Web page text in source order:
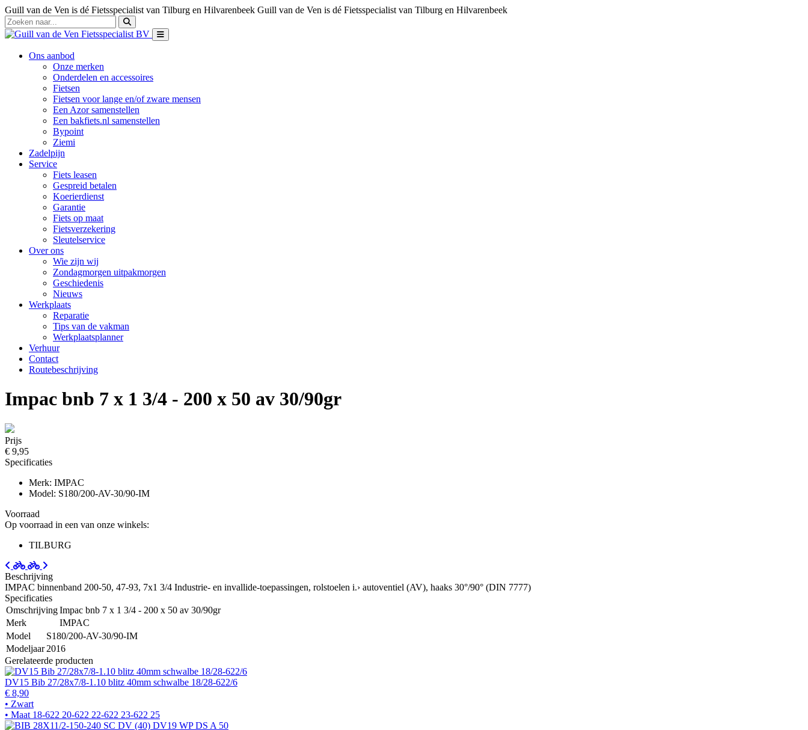
Guill van de Ven is dé Fietsspecialist van Tilburg en Hilvarenbeek Guill van de Ven is dé Fietsspecialist van Tilburg en Hilvarenbeek
Ons aanbod
Onze merken
Onderdelen en accessoires
Fietsen
Fietsen voor lange en/of zware mensen
Een Azor samenstellen
Een bakfiets.nl samenstellen
Bypoint
Ziemi
Zadelpijn
Service
Fiets leasen
Gespreid betalen
Koerierdienst
Garantie
Fiets op maat
Fietsverzekering
Sleutelservice
Over ons
Wie zijn wij
Zondagmorgen uitpakmorgen
Geschiedenis
Nieuws
Werkplaats
Reparatie
Tips van de vakman
Werkplaatsplanner
Verhuur
Contact
Routebeschrijving
Impac bnb 7 x 1 3/4 - 200 x 50 av 30/90gr
Prijs
€ 9,95
Specificaties
Merk: IMPAC
Model: S180/200-AV-30/90-IM
Voorraad
Op voorraad in een van onze winkels:
TILBURG
Beschrijving
IMPAC binnenband 200-50, 47-93, 7x1 3/4 Industrie- en invallide-toepassingen, rolstoelen i.› autoventiel (AV), haaks 30°/90° (DIN 7777)
Specificaties
OmschrijvingImpac bnb 7 x 1 3/4 - 200 x 50 av 30/90gr
Merk
IMPAC
Model
S180/200-AV-30/90-IM
Modeljaar 2016
Gerelateerde producten
DV15 Bib 27/28x7/8-1.10 blitz 40mm schwalbe 18/28-622/6
€ 8,90
• Zwart
• Maat 18-622 20-622 22-622 23-622 25